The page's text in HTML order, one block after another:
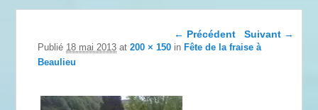
Navigation dans les
images
← Précédent Suivant →
Publié 18 mai 2013 at200 × 150 inFête de la fraise à
Beaulieu